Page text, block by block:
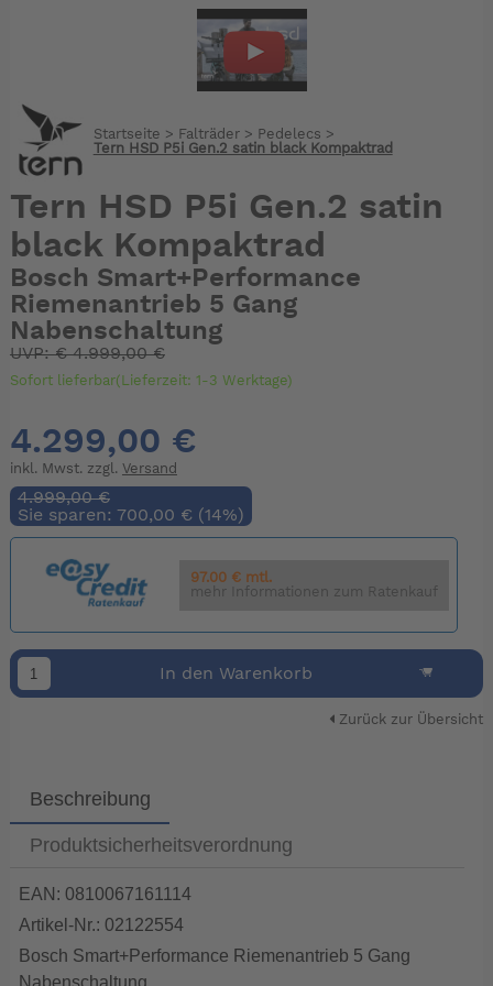
Startseite > Falträder> Pedelecs >
Tern HSD P5i Gen.2 satin black Kompaktrad
Tern HSD P5i Gen.2 satin
black Kompaktrad
Bosch Smart+Performance
Riemenantrieb 5 Gang
Nabenschaltung
UVP:€4.999,00 €
Sofort lieferbar(Lieferzeit: 1-3 Werktage)
4.299,00 €
inkl. Mwst. zzgl. Versand
4.999,00 €
Sie sparen: 700,00 € (14%)
97.00 € mtl.
mehr Informationen zum Ratenkauf
In den Warenkorb
Zurück zur Übersicht
Beschreibung
Produktsicherheitsverordnung
EAN: 0810067161114
Artikel-Nr.: 02122554
Bosch Smart+Performance Riemenantrieb 5 Gang
Nabenschaltung